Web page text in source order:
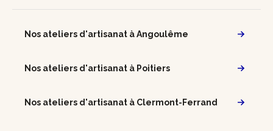
Nos ateliers d'artisanat à Angoulême
Nos ateliers d'artisanat à Poitiers
Nos ateliers d'artisanat à Clermont-Ferrand